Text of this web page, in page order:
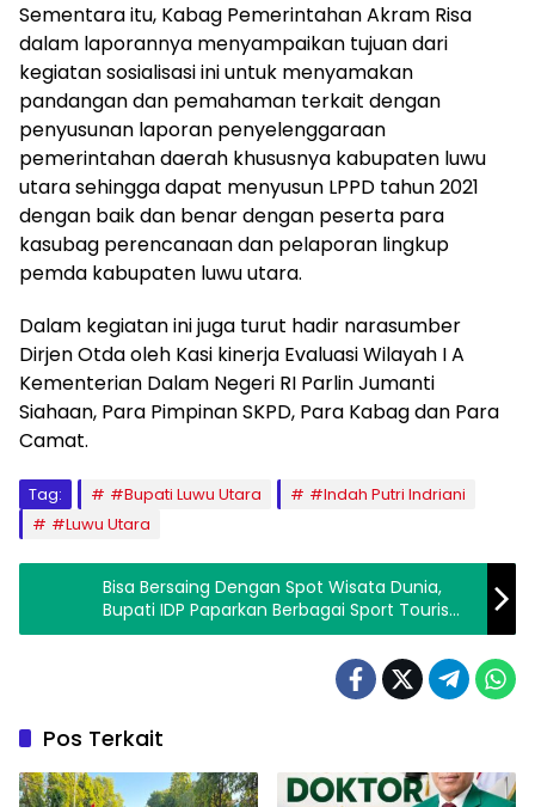
Sementara itu, Kabag Pemerintahan Akram Risa
dalam laporannya menyampaikan tujuan dari
kegiatan sosialisasi ini untuk menyamakan
pandangan dan pemahaman terkait dengan
penyusunan laporan penyelenggaraan
pemerintahan daerah khususnya kabupaten luwu
utara sehingga dapat menyusun LPPD tahun 2021
dengan baik dan benar dengan peserta para
kasubag perencanaan dan pelaporan lingkup
pemda kabupaten luwu utara.
Dalam kegiatan ini juga turut hadir narasumber
Dirjen Otda oleh Kasi kinerja Evaluasi Wilayah I A
Kementerian Dalam Negeri RI Parlin Jumanti
Siahaan, Para Pimpinan SKPD, Para Kabag dan Para
Camat.
Tag: #Bupati Luwu Utara
#Indah Putri Indriani
#Luwu Utara
Bisa Bersaing Dengan Spot Wisata Dunia,
Bupati IDP Paparkan Berbagai Sport Tourism
di Kecamatan Rongkong
Pos Terkait